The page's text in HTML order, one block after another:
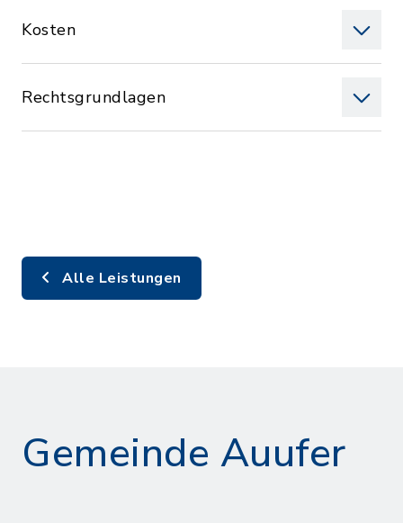
Kosten
Rechtsgrundlagen
Alle Leistungen
Gemeinde Auufer